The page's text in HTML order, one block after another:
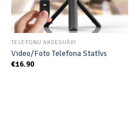
TELEFONU AKSESUĀRI
Video/Foto Telefona Statīvs
€16.90